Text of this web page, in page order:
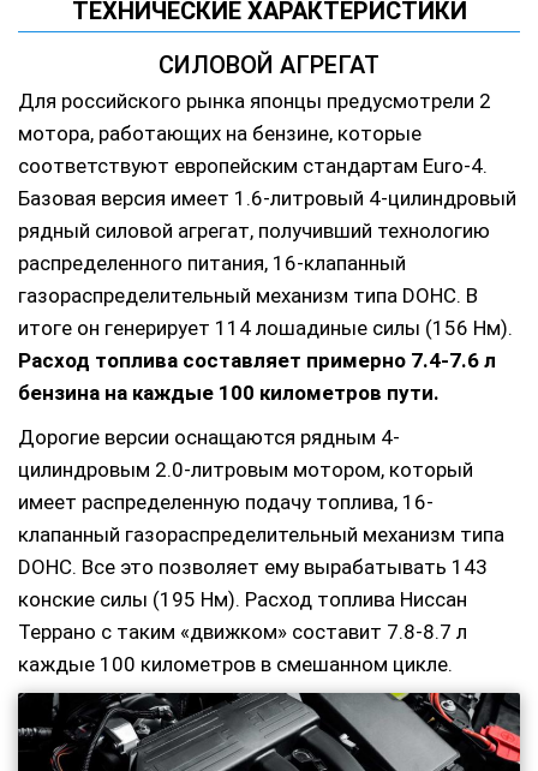
ТЕХНИЧЕСКИЕ ХАРАКТЕРИСТИКИ
СИЛОВОЙ АГРЕГАТ
Для российского рынка японцы предусмотрели 2
мотора, работающих на бензине, которые
соответствуют европейским стандартам Euro-4.
Базовая версия имеет 1.6-литровый 4-цилиндровый
рядный силовой агрегат, получивший технологию
распределенного питания, 16-клапанный
газораспределительный механизм типа DOHC. В
итоге он генерирует 114 лошадиные силы (156 Нм).
Расход топлива составляет примерно 7.4-7.6 л
бензина на каждые 100 километров пути.
Дорогие версии оснащаются рядным 4-
цилиндровым 2.0-литровым мотором, который
имеет распределенную подачу топлива, 16-
клапанный газораспределительный механизм типа
DOHC. Все это позволяет ему вырабатывать 143
конские силы (195 Нм). Расход топлива Ниссан
Террано с таким «движком» составит 7.8-8.7 л
каждые 100 километров в смешанном цикле.